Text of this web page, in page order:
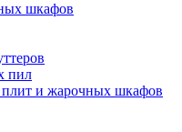
шкафов
пил
и жарочных шкафов